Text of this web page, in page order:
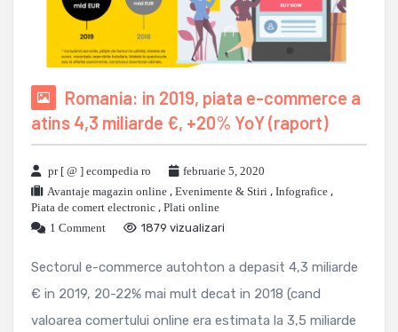
Romania: in 2019, piata e-commerce a
atins 4,3 miliarde €, +20% YoY (raport)
pr [ @ ] ecompedia ro
februarie 5, 2020
Avantaje magazin online , Evenimente & Stiri , Infografice ,
Piata de comert electronic , Plati online
1 Comment
1879 vizualizari
Sectorul e-commerce autohton a depasit 4,3 miliarde
€ in 2019, 20-22% mai mult decat in 2018 (cand
valoarea comertului online era estimata la 3,5 miliarde